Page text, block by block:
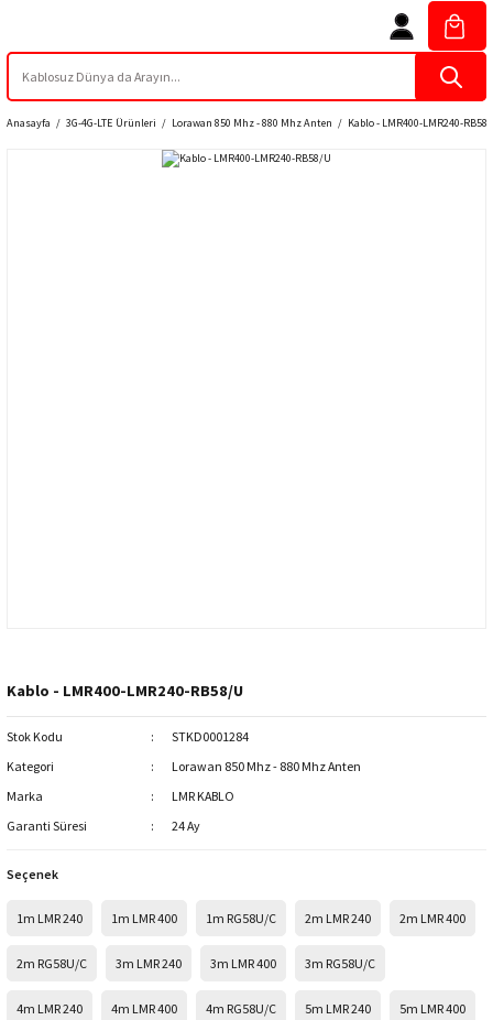
Anasayfa 3G-4G-LTE Ürünleri Lorawan 850 Mhz - 880 Mhz Anten Kablo - LMR400-LMR240-
Kablo - LMR400-LMR240-RB58/U
Stok Kodu
STKD0001284
Kategori
Lorawan 850 Mhz - 880 Mhz Anten
Marka
LMR KABLO
Garanti Süresi
24 Ay
Seçenek
1m LMR 240 1m LMR 400 1m RG58U/C 2m LMR 240 2m LMR 400
2m RG58U/C 3m LMR 240 3m LMR 400 3m RG58U/C
4m LMR 240 4m LMR 400 4m RG58U/C 5m LMR 240 5m LMR 400